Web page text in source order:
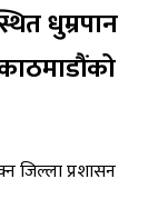
धुम्रपान